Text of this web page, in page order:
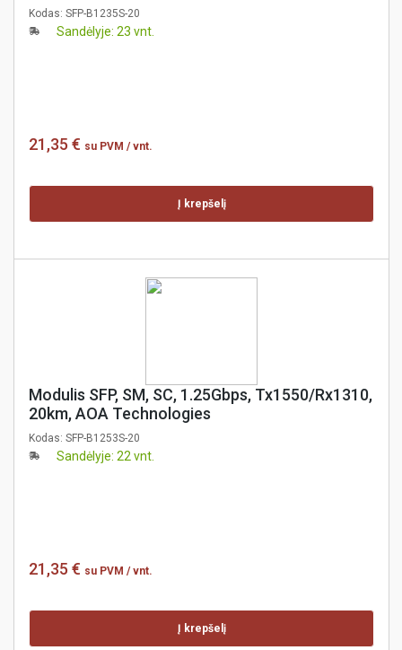
Kodas: SFP-B1235S-20
Sandėlyje: 23 vnt.
21,35 € su PVM / vnt.
Į krepšelį
Modulis SFP, SM, SC, 1.25Gbps, Tx1550/Rx1310,
20km, AOA Technologies
Kodas: SFP-B1253S-20
Sandėlyje: 22 vnt.
21,35 € su PVM / vnt.
Į krepšelį